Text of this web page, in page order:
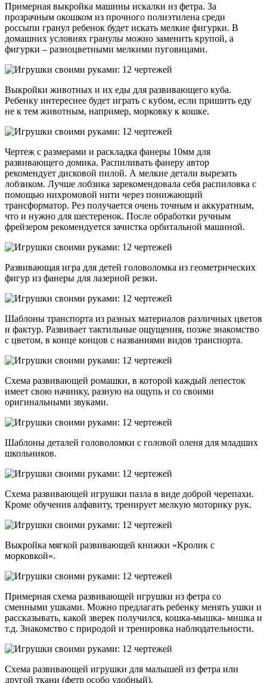
Примерная выкройка машины искалки из фетра. За
прозрачным окошком из прочного полиэтилена среди
россыпи гранул ребенок будет искать мелкие фигурки. В
домашних условиях гранулы можно заменить крупой, а
фигурки – разноцветными мелкими пуговицами.
Выкройки животных и их еды для развивающего куба.
Ребенку интереснее будет играть с кубом, если пришить еду
не к тем животным, например, морковку к кошке.
Чертеж с размерами и раскладка фанеры 10мм для
развивающего домика. Распиливать фанеру автор
рекомендует дисковой пилой. А мелкие детали вырезать
лобзиком. Лучше лобзика зарекомендовала себя распиловка с
помощью нихромовой нити через понижающий
трансформатор. Рез получается очень точным и аккуратным,
что и нужно для шестеренок. После обработки ручным
фрейзером рекомендуется зачистка орбитальной машиной.
Развивающая игра для детей головоломка из геометрических
фигур из фанеры для лазерной резки.
Шаблоны транспорта из разных материалов различных цветов
и фактур. Развивает тактильные ощущения, позже знакомство
с цветом, в конце концов с названиями видов транспорта.
Схема развивающей ромашки, в которой каждый лепесток
имеет свою начинку, разную на ощупь и со своими
оригинальными звуками.
Шаблоны деталей головоломки с головой оленя для младших
школьников.
Схема развивающей игрушки пазла в виде доброй черепахи.
Кроме обучения алфавиту, тренирует мелкую моторику рук.
Выкройка мягкой развивающей книжки «Кролик с
морковкой».
Примерная схема развивающей игрушки из фетра со
сменными ушками. Можно предлагать ребенку менять ушки и
рассказывать, какой зверек получился, кошка-мышка- мишка и
т.д. Знакомство с природой и тренировка наблюдательности.
Схема развивающей игрушки для малышей из фетра или
другой ткани (фетр особо удобный).